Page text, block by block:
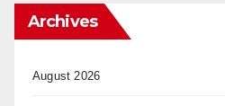
Archives
August 2026